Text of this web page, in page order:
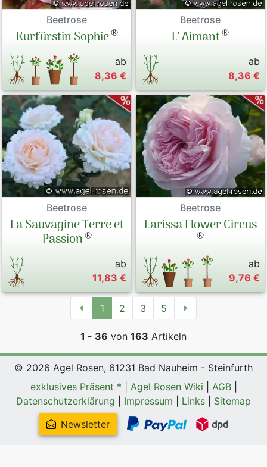
Beetrose
Kurfürstin Sophie®
ab
8,36 €
Beetrose
L' Aimant®
ab
8,36 €
Beetrose
La Sauvagine Terre et
Passion®
ab
11,83 €
Beetrose
Larissa Flower Circus
®
ab
9,76 €
1 2 3 5
1 - 36 von 163 Artikeln
© 2026 Agel Rosen, 61231 Bad Nauheim - Steinfurth
exklusives Präsent *
Agel Rosen Wiki AGB|
Datenschutzerklärung
Impressum Links
Sitemap
Newsletter